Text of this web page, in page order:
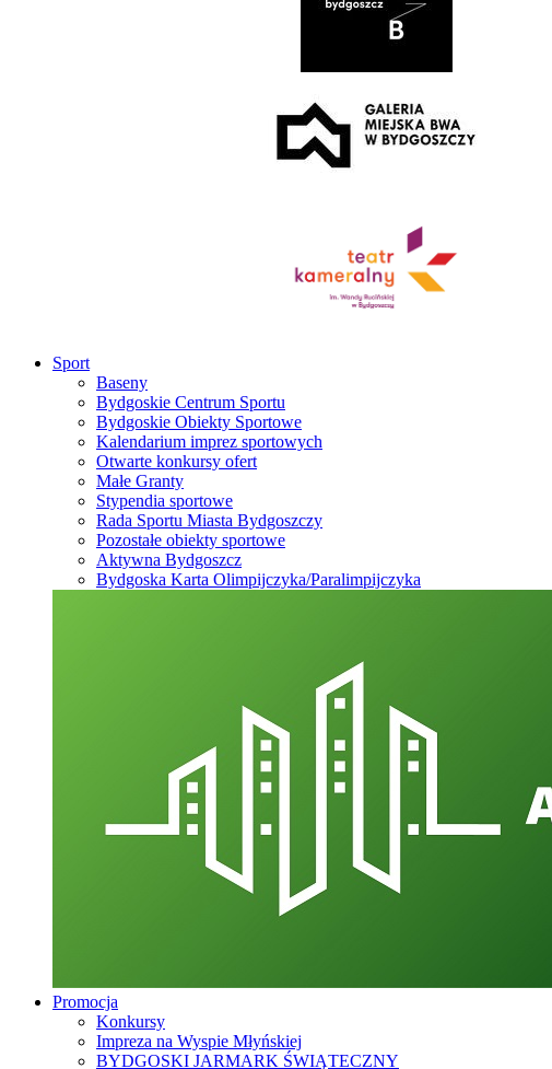
Sport
Baseny
Bydgoskie Centrum Sportu
Bydgoskie Obiekty Sportowe
Kalendarium imprez sportowych
Otwarte konkursy ofert
Małe Granty
Stypendia sportowe
Rada Sportu Miasta Bydgoszczy
Pozostałe obiekty sportowe
Aktywna Bydgoszcz
Bydgoska Karta Olimpijczyka/Paralimpijczyka
Promocja
Konkursy
Impreza na Wyspie Młyńskiej
BYDGOSKI JARMARK ŚWIĄTECZNY